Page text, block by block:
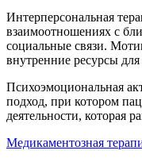
Интерперсональная
взаимоотношениях с
социальные связи.
внутренние ресурсы
Психоэмоциональная
подход, при котором
деятельности, которая
Медикаментозная